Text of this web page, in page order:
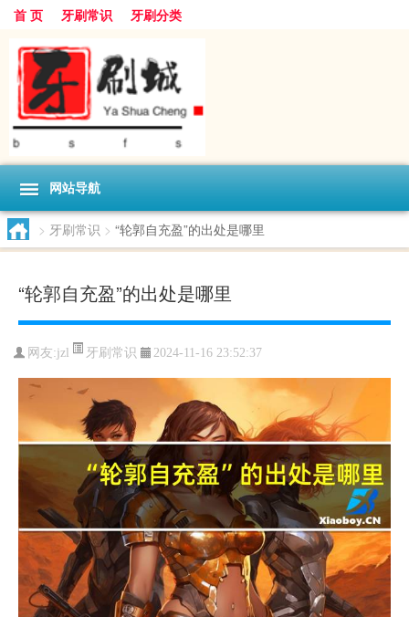
首 页 牙刷常识 牙刷分类
网站导航
> 牙刷常识 > “轮郭自充盈”的出处是哪里
“轮郭自充盈”的出处是哪里
网友:jzl 牙刷常识 2024-11-16 23:52:37